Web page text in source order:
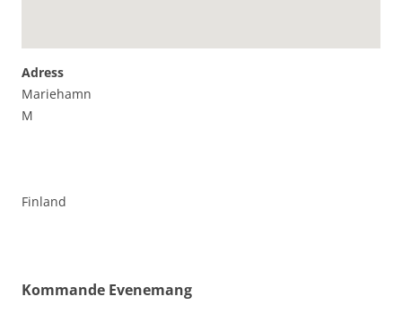
Adress
Mariehamn
M
Finland
Kommande Evenemang